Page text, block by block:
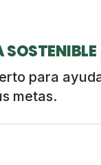
SOSTENIBLE
para
metas.